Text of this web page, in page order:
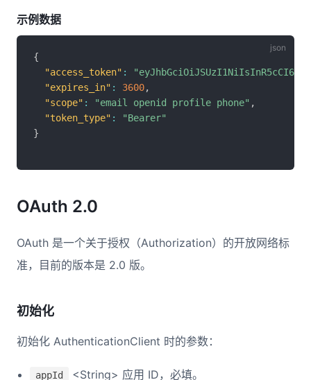
示例数据
{
"access_token" :
"expires_in" : 3600,
"scope" : "email openid profile phone" ,
"token_type" :
"Bearer"
}
OAuth 2.0
OAuth 是一个关于授权（Authorization）的开放网络标
准，目前的版本是 2.0 版。
初始化
初始化 AuthenticationClient 时的参数：
appId <String> 应用 ID，必填。